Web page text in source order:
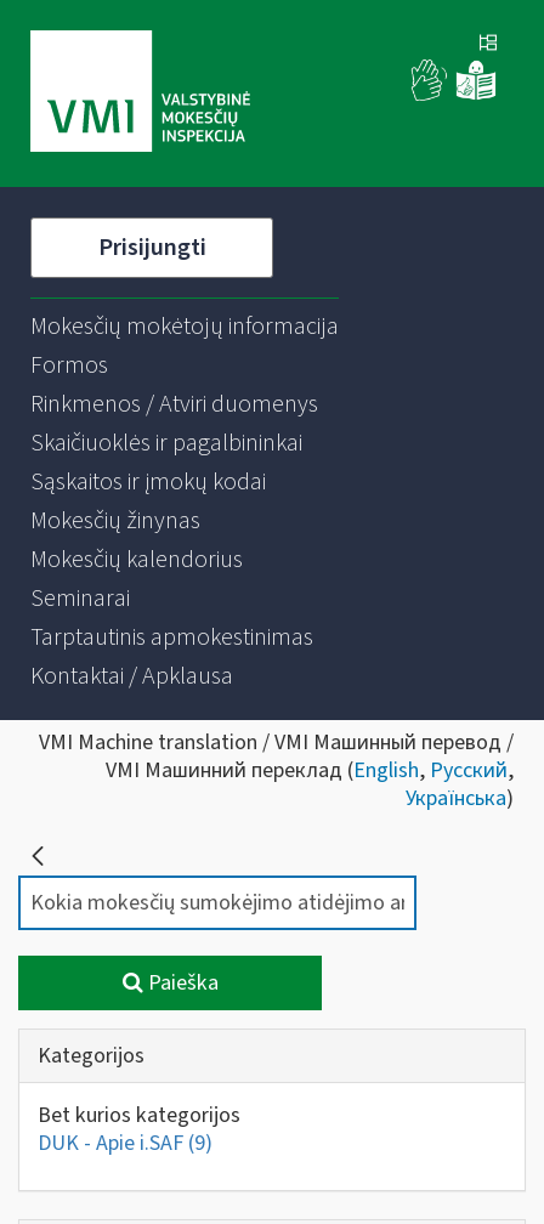
Prisijungti
Mokesčių mokėtojų informacija
Formos
Rinkmenos / Atviri duomenys
Skaičiuoklės ir pagalbininkai
Sąskaitos ir įmokų kodai
Mokesčių žinynas
Mokesčių kalendorius
Seminarai
Tarptautinis apmokestinimas
Kontaktai / Apklausa
VMI Machine translation / VMI Машинный перевод /
VMI Машинний переклад (English, Русский,
Українська)
Paieška
Kategorijos
Bet kurios kategorijos
DUK - Apie i.SAF (9)